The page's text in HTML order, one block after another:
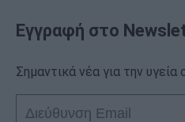
Εγγραφή στο
Σημαντικά νέα για την